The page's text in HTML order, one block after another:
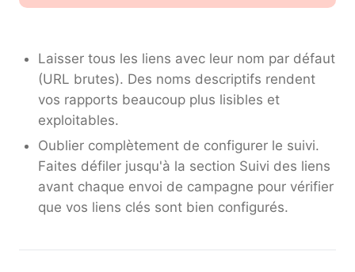
Laisser tous les liens avec leur nom par défaut
(URL brutes). Des noms descriptifs rendent
vos rapports beaucoup plus lisibles et
exploitables.
Oublier complètement de configurer le suivi.
Faites défiler jusqu'à la section Suivi des liens
avant chaque envoi de campagne pour vérifier
que vos liens clés sont bien configurés.